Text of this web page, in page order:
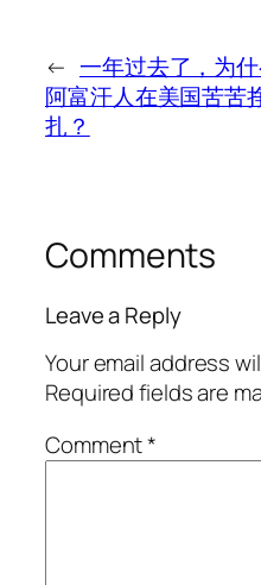
← 一年过去了，为
阿富汗人在美国苦苦
扎？
Comments
Leave a Reply
Your email address
Required fields are
Comment*